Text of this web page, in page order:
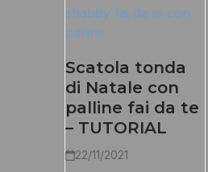
Scatola tonda
di Natale con
palline fai da te
– TUTORIAL
22/11/2021